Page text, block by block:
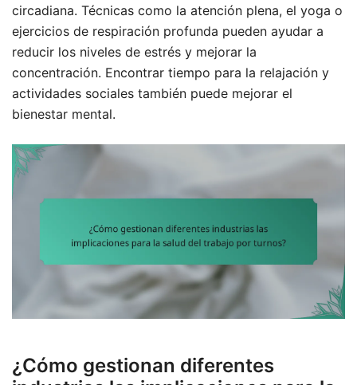
circadiana. Técnicas como la atención plena, el yoga o
ejercicios de respiración profunda pueden ayudar a
reducir los niveles de estrés y mejorar la
concentración. Encontrar tiempo para la relajación y
actividades sociales también puede mejorar el
bienestar mental.
¿Cómo gestionan diferentes